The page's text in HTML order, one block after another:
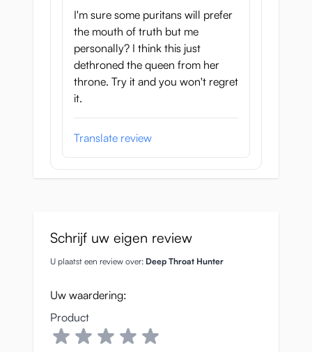
I'm sure some puritans will prefer
the mouth of truth but me
personally? I think this just
dethroned the queen from her
throne. Try it and you won't regret
it.
Translate review
Schrijf uw eigen review
U plaatst een review over: Deep Throat Hunter
Uw waardering:
Product